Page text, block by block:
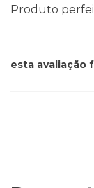
Produto
esta avaliação